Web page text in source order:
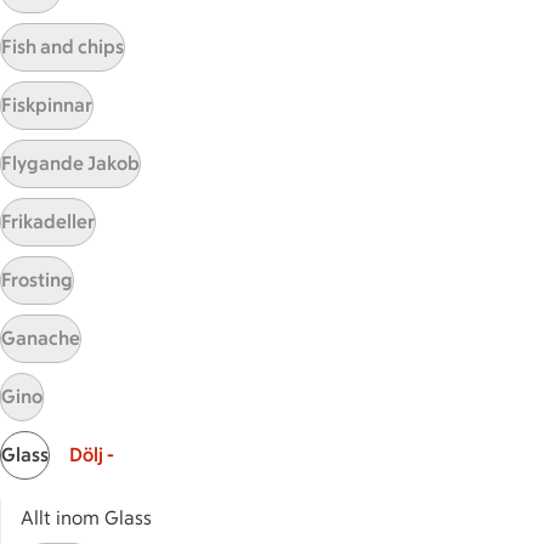
Receptet tar Under 15 min att tillaga
Sidfot
Start
Massa erbjudanden
Bli stammis på ICA
ICAs inspirationsmejl
Fish and chips
Fiskpinnar
Flygande Jakob
Frikadeller
Frosting
Ganache
Gino
Glass Dölj -
Allt inom Glass